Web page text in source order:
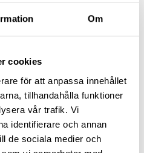
Om
cookies
för att anpassa innehållet
tillhandahålla funktioner
vår trafik. Vi
identifierare och annan
de sociala medier och
för förbättringar, säger Fanette